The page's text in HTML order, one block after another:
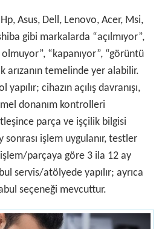
Asus, Dell, Lenovo, Acer, Msi,
gibi markalarda “açılmıyor”,
“kapanıyor”, “görüntü
arızanın temelinde yer alabilir.
cihazın açılış davranışı,
donanım kontrolleri
parça ve işçilik bilgisi
sonrası işlem uygulanır, testler
parçaya göre 3 ila 12 ay
servis/atölyede yapılır; ayrıca
seçeneği mevcuttur.